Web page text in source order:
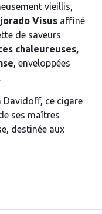
vieillis,
Visus affiné
de saveurs
chaleureuses,
, enveloppées
ce cigare
ses maîtres
destinée aux